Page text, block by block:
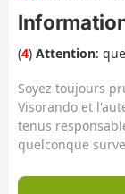
(4) Attention:
Soyez toujours
Visorando et
tenus
quelconque